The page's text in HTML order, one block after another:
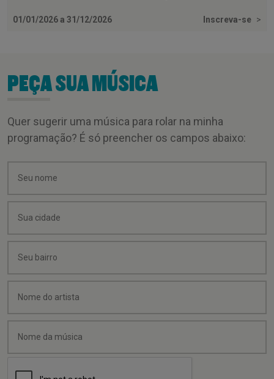
01/01/2026 a 31/12/2026 Inscreva-se >
PEÇA SUA MÚSICA
Quer sugerir uma música para rolar na minha
programação? É só preencher os campos abaixo: